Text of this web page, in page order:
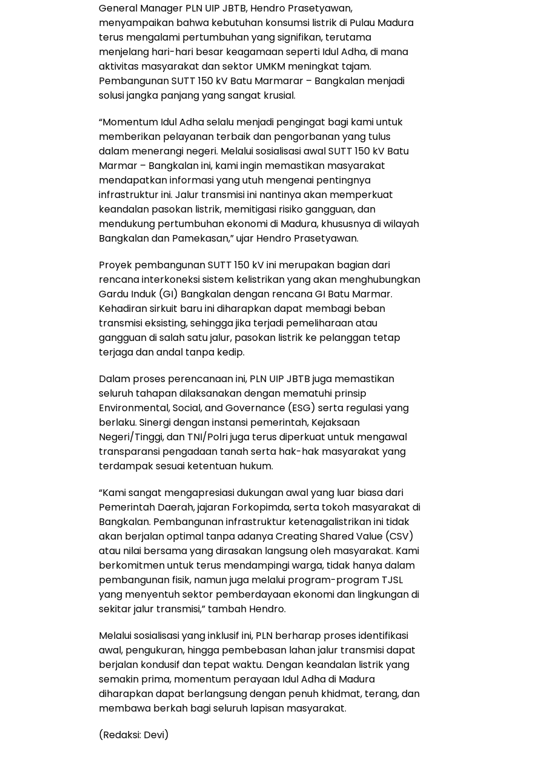
General Manager PLN UIP JBTB, Hendro Prasetyawan,
menyampaikan bahwa kebutuhan konsumsi listrik di Pulau Madura
terus mengalami pertumbuhan yang signifikan, terutama
menjelang hari-hari besar keagamaan seperti Idul Adha, di mana
aktivitas masyarakat dan sektor UMKM meningkat tajam.
Pembangunan SUTT 150 kV Batu Marmarar – Bangkalan menjadi
solusi jangka panjang yang sangat krusial.
“Momentum Idul Adha selalu menjadi pengingat bagi kami untuk
memberikan pelayanan terbaik dan pengorbanan yang tulus
dalam menerangi negeri. Melalui sosialisasi awal SUTT 150 kV Batu
Marmar – Bangkalan ini, kami ingin memastikan masyarakat
mendapatkan informasi yang utuh mengenai pentingnya
infrastruktur ini. Jalur transmisi ini nantinya akan memperkuat
keandalan pasokan listrik, memitigasi risiko gangguan, dan
mendukung pertumbuhan ekonomi di Madura, khususnya di wilayah
Bangkalan dan Pamekasan,” ujar Hendro Prasetyawan.
Proyek pembangunan SUTT 150 kV ini merupakan bagian dari
rencana interkoneksi sistem kelistrikan yang akan menghubungkan
Gardu Induk (GI) Bangkalan dengan rencana GI Batu Marmar.
Kehadiran sirkuit baru ini diharapkan dapat membagi beban
transmisi eksisting, sehingga jika terjadi pemeliharaan atau
gangguan di salah satu jalur, pasokan listrik ke pelanggan tetap
terjaga dan andal tanpa kedip.
Dalam proses perencanaan ini, PLN UIP JBTB juga memastikan
seluruh tahapan dilaksanakan dengan mematuhi prinsip
Environmental, Social, and Governance (ESG) serta regulasi yang
berlaku. Sinergi dengan instansi pemerintah, Kejaksaan
Negeri/Tinggi, dan TNI/Polri juga terus diperkuat untuk mengawal
transparansi pengadaan tanah serta hak-hak masyarakat yang
terdampak sesuai ketentuan hukum.
“Kami sangat mengapresiasi dukungan awal yang luar biasa dari
Pemerintah Daerah, jajaran Forkopimda, serta tokoh masyarakat di
Bangkalan. Pembangunan infrastruktur ketenagalistrikan ini tidak
akan berjalan optimal tanpa adanya Creating Shared Value (CSV)
atau nilai bersama yang dirasakan langsung oleh masyarakat. Kami
berkomitmen untuk terus mendampingi warga, tidak hanya dalam
pembangunan fisik, namun juga melalui program-program TJSL
yang menyentuh sektor pemberdayaan ekonomi dan lingkungan di
sekitar jalur transmisi,” tambah Hendro.
Melalui sosialisasi yang inklusif ini, PLN berharap proses identifikasi
awal, pengukuran, hingga pembebasan lahan jalur transmisi dapat
berjalan kondusif dan tepat waktu. Dengan keandalan listrik yang
semakin prima, momentum perayaan Idul Adha di Madura
diharapkan dapat berlangsung dengan penuh khidmat, terang, dan
membawa berkah bagi seluruh lapisan masyarakat.
(Redaksi: Devi)